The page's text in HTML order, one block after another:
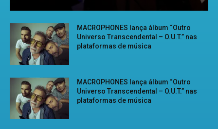
MACROPHONES lança álbum “Outro
Universo Transcendental – O.U.T.” nas
plataformas de música
MACROPHONES lança álbum “Outro
Universo Transcendental – O.U.T.” nas
plataformas de música